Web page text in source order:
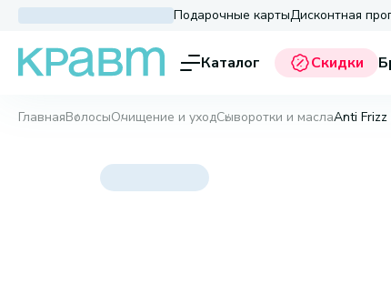
Подарочные картыДисконтная
Каталог Скидки
ГлавнаяВолосыОчищение и уходСыворотки и маслаAnti